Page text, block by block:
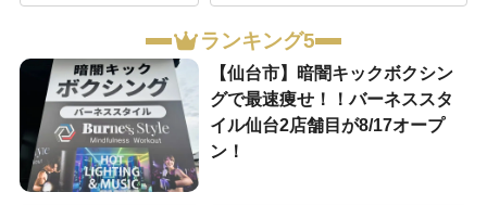
ランキング5
【仙台市】暗闇キックボクシン
グで最速痩せ！！バーネススタ
イル仙台2店舗目が8/17オープ
ン！